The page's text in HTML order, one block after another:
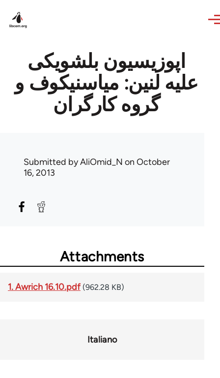
اپوزیسیون بلشویکی
علیه لنین: میاسنیکوف و
گروه کارگران
Submitted byAliOmid_N on October
16, 2013
Attachments
1. Awrich 16.10.pdf (962.28 KB)
Italiano